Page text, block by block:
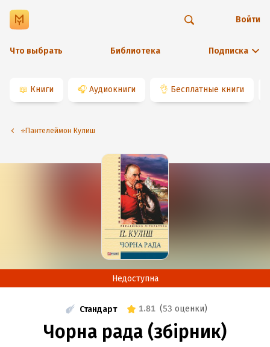
Что выбрать Библиотека Подписка
Войти
📖 Книги 🎧 Аудиокниги 👌 Бесплатные книги
⭐️Пантелеймон Кулиш
Недоступна
Стандарт 1.81 (53 оценки)
Чорна рада (збірник)